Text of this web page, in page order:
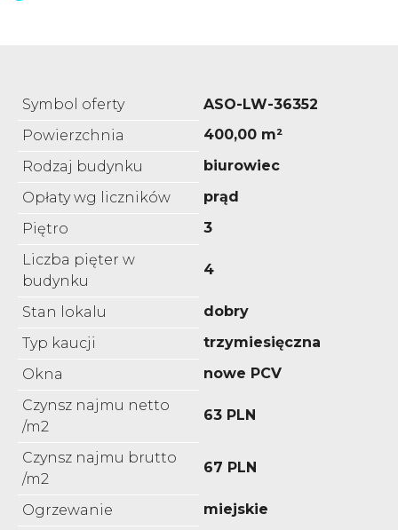
Symbol oferty
ASO-LW-36352
Powierzchnia
400,00 m²
Rodzaj budynku
biurowiec
Opłaty wg liczników
prąd
Piętro
3
Liczba pięter w
budynku
4
Stan lokalu
dobry
Typ kaucji
trzymiesięczna
Okna
nowe PCV
Czynsz najmu netto
/m2
63 PLN
Czynsz najmu brutto
/m2
67 PLN
Ogrzewanie
miejskie